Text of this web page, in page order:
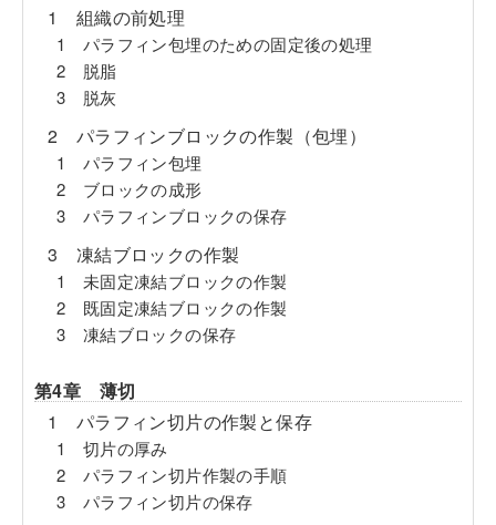
1 組織の前処理
1 パラフィン包埋のための固定後の処理
2 脱脂
3 脱灰
2 パラフィンブロックの作製（包埋）
1 パラフィン包埋
2 ブロックの成形
3 パラフィンブロックの保存
3 凍結ブロックの作製
1 未固定凍結ブロックの作製
2 既固定凍結ブロックの作製
3 凍結ブロックの保存
第4章 薄切
1 パラフィン切片の作製と保存
1 切片の厚み
2 パラフィン切片作製の手順
3 パラフィン切片の保存